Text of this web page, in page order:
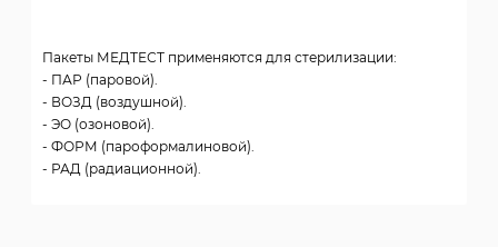
Пакеты МЕДТЕСТ применяются для стерилизации:
- ПАР (паровой).
- ВОЗД (воздушной).
- ЭО (озоновой).
- ФОРМ (пароформалиновой).
- РАД (радиационной).